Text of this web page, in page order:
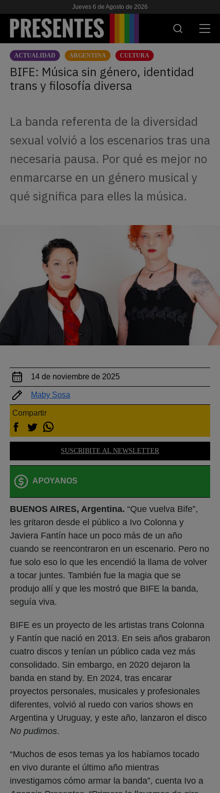
Jueves 6 de Agosto de 2026
ACTUALIDAD
INVESTIGACIONES
ESCUELA
APOYANOS
ACTUALIDAD ARGENTINA CULTURA
BIFE: Música sin género, identidad
trans y filosofía diversa
La banda referenta de la diversidad
sexual volvió a los escenarios tras una
necesaria pausa. Por qué es mejor no
enmarcarse en un género musical y
qué significa para elles la música.
14 de noviembre de 2025
Maby Sosa
Compartir
SUSCRIBITE AL NEWSLETTER
APOYANOS
BUENOS AIRES, Argentina. “Que vuelva Bife”,
les gritaron desde el público a Ivo Colonna y
Javiera Fantín hace un poco más de un año
cuando se reencontraron en un escenario. Pero no
fue solo eso lo que les encendió la llama de volver
a tocar juntes. También fue la magia que se
produjo allí y que les mostró que BIFE la banda,
seguía viva.
BIFE es un proyecto de les artistas trans Colonna
y Fantín que nació en 2013. En seis años grabaron
cuatro discos y tenían un público cada vez más
consolidado. Sin embargo, en 2020 dejaron la
banda en stand by. En 2024, tras encarar
proyectos personales, musicales y profesionales
diferentes, volvió al ruedo con varios shows en
Argentina y Uruguay, y este año, lanzaron el disco
No pudimos.
“Muchos de esos temas ya los habíamos tocado
en vivo durante el último año mientras
investigamos cómo armar la banda”, cuenta Ivo a